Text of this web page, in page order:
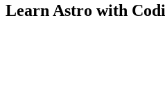
Learn Astro with